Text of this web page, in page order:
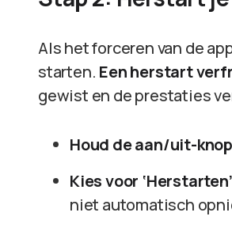
Als het forceren van de
starten. Een herstart
gewist en de prestaties
Houd de aan/uit-
Kies voor
niet automatisch